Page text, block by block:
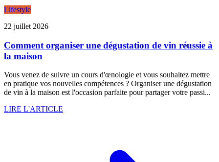
Lifestyle
22 juillet 2026
Comment organiser une dégustation de vin réussie à
la maison
Vous venez de suivre un cours d'œnologie et vous souhaitez mettre
en pratique vos nouvelles compétences ? Organiser une dégustation
de vin à la maison est l'occasion parfaite pour partager votre passi...
LIRE L'ARTICLE